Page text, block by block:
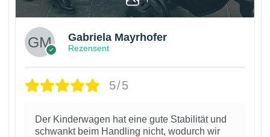
Gabriela Mayrhofer
Rezensent
5/5
Der Kinderwagen hat eine gute Stabilität und
schwankt beim Handling nicht, wodurch wir